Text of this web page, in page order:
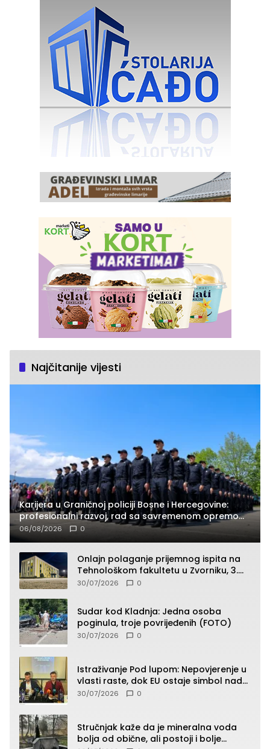
Najčitanije vijesti
Karijera u Graničnoj policiji Bosne i Hercegovine:
profesionalni razvoj, rad sa savremenom opremom
i služba građanima
06/08/2026 0
Onlajn polaganje prijemnog ispita na
Tehnološkom fakultetu u Zvorniku, 3.
septembra u 9.00 časova
30/07/2026 0
Sudar kod Kladnja: Jedna osoba
poginula, troje povrijeđenih (FOTO)
30/07/2026 0
Istraživanje Pod lupom: Nepovjerenje u
vlasti raste, dok EU ostaje simbol nade
građana
30/07/2026 0
Stručnjak kaže da je mineralna voda
bolja od obične, ali postoji i bolje